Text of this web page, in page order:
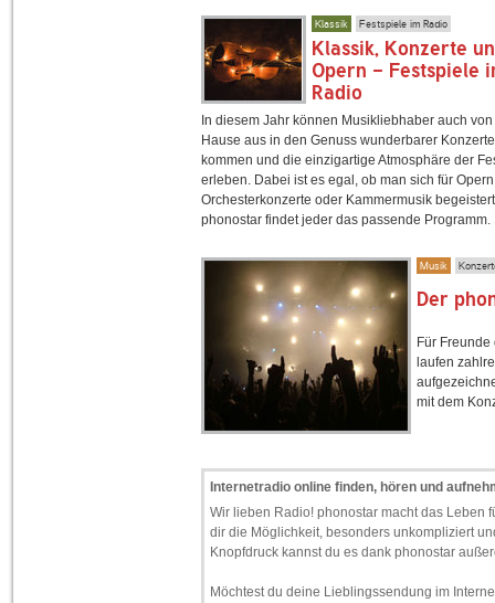
Klassik Festspiele im Radio
Klassik, Konzerte
Opern - Festspiele
Radio
In diesem Jahr können Musikliebhaber auch von
Hause aus in den Genuss wunderbarer Konzerte
kommen und die einzigartige Atmosphäre der
erleben. Dabei ist es egal, ob man sich für
Orchesterkonzerte oder Kammermusik
phonostar findet jeder das passende Programm.
Musik
Der
Für
laufen
mit dem
Internetradio online finden, hören und
Wir lieben Radio! phonostar macht das Leben
dir die Möglichkeit, besonders unkompliziert
Knopfdruck kannst du es dank phonostar
Möchtest du deine Lieblingssendung im